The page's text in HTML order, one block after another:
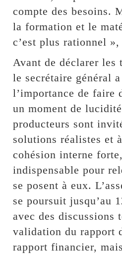
compte des besoins.
la formation et le
c’est plus rationnel
Avant de déclarer les
le secrétaire général
l’importance de faire
un moment de
producteurs sont
solutions réalistes et
cohésion interne
indispensable pour
se posent à eux.
se poursuit jusqu’au
avec des discussions
validation du rapport
rapport financier,